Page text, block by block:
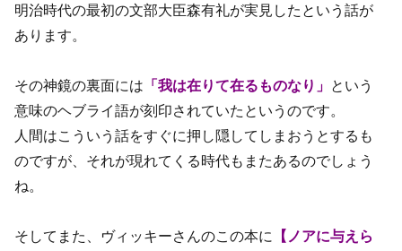
明治時代の最初の文部大臣森有礼が実見したという話が
あります。
その神鏡の裏面には 「我は在りて在るものなり」 という
意味のヘブライ語が刻印されていたというのです。
人間はこういう話をすぐに押し隠してしまおうとするも
のですが、それが現れてくる時代もまたあるのでしょう
ね。
そしてまた、ヴィッキーさんのこの本に
【ノアに与えら